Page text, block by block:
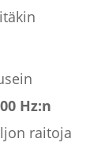
Hz:n
raitoja